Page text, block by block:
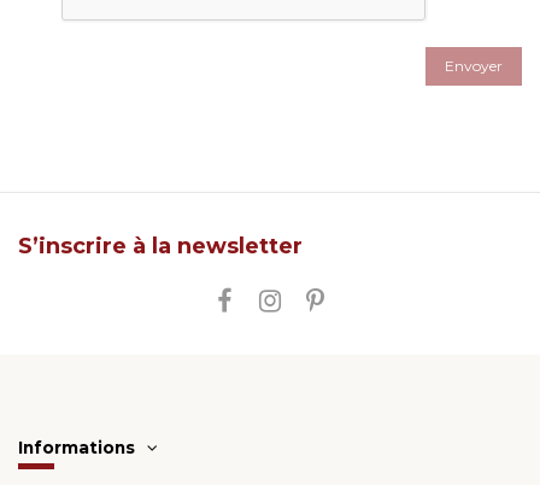
S’inscrire à la newsletter
Informations